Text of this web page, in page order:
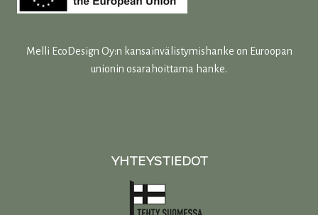
Melli EcoDesign Oy:n kansainvälistymishanke on Euroopan
unionin osarahoittama hanke.
YHTEYSTIEDOT